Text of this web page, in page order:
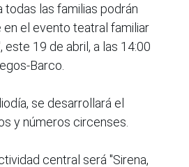
todas las familias podrán
el evento teatral familiar
este 19 de abril, a las 14:00
Barco.
se desarrollará el
y números circenses.
central será "Sirena,